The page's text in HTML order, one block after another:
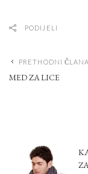
PODIJELI
PRETHODNI
MED ZA LICE